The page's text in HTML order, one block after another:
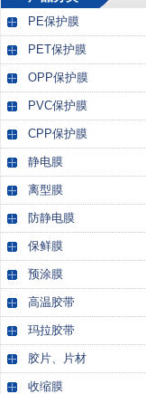
PE保护膜
PET保护膜
OPP保护膜
PVC保护膜
CPP保护膜
静电膜
离型膜
防静电膜
保鲜膜
预涂膜
高温胶带
玛拉胶带
胶片、片材
收缩膜